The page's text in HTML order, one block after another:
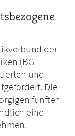
der
(BG
und
Die
fünften
eine